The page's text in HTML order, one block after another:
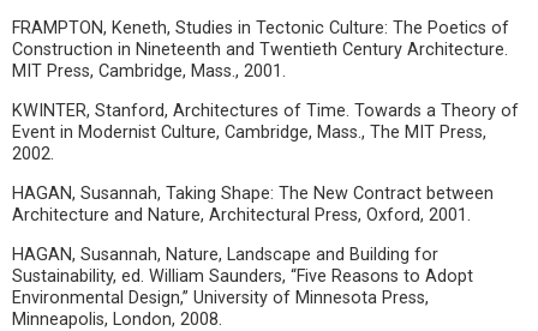
FRAMPTON, Keneth, Studies in Tectonic Culture: The Poetics of
Construction in Nineteenth and Twentieth Century Architecture.
MIT Press, Cambridge, Mass., 2001.
KWINTER, Stanford, Architectures of Time. Towards a Theory of
Event in Modernist Culture, Cambridge, Mass., The MIT Press,
2002.
HAGAN, Susannah, Taking Shape: The New Contract between
Architecture and Nature, Architectural Press, Oxford, 2001.
HAGAN, Susannah, Nature, Landscape and Building for
Sustainability, ed. William Saunders, “Five Reasons to Adopt
Environmental Design,” University of Minnesota Press,
Minneapolis, London, 2008.